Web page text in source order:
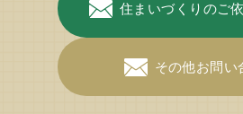
住まいづくりのご
その他お問い